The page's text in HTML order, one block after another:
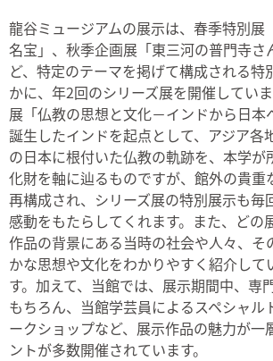
龍谷ミュージアムの展示は、春季特別展
名宝」、秋季企画展「東三河の普門寺さ
ど、特定のテーマを掲げて構成される特
かに、年2回のシリーズ展を開催してい
展「仏教の思想と文化－インドから日本
誕生したインドを起点として、アジア各
の日本に根付いた仏教の軌跡を、本学が
化財を軸に辿るものですが、館外の貴重
再構成され、シリーズ展の特別展示も毎
感動をもたらしてくれます。また、どの
作品の背景にある当時の社会や人々、そ
かな思想や文化をわかりやすく紹介して
す。加えて、当館では、展示期間中、専
もちろん、当館学芸員によるスペシャル
ークショップなど、展示作品の魅力が一
ントが多数開催されています。